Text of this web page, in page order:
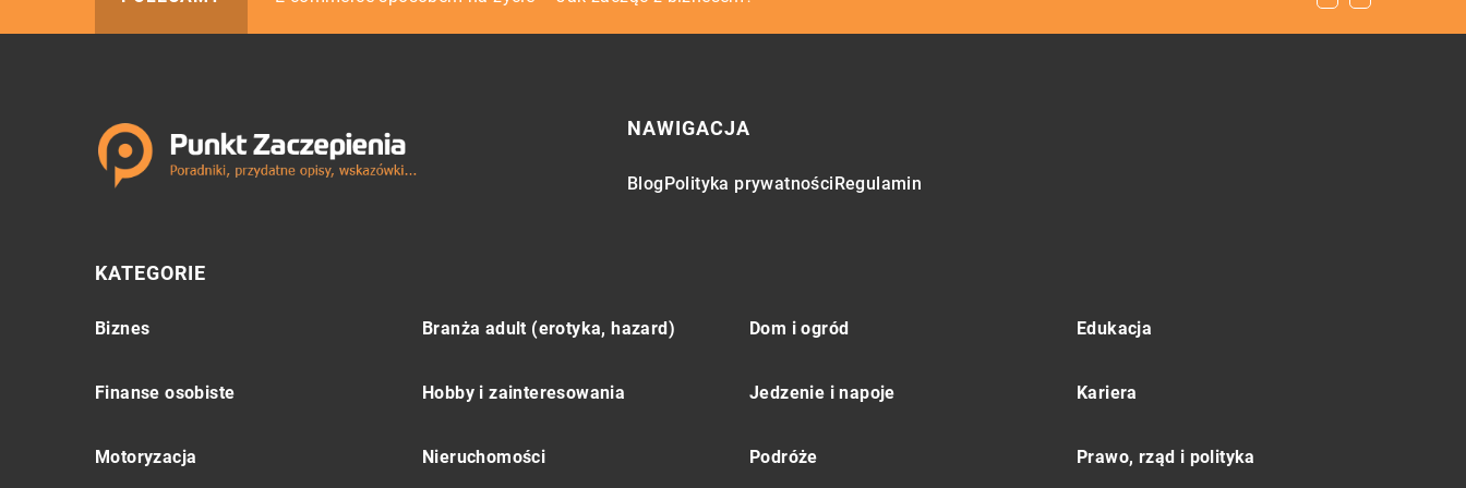
NAWIGACJA
Blog Polityka prywatności Regulamin
KATEGORIE
Biznes Branża adult (erotyka, hazard) Dom i ogród Edukacja
Finanse osobiste Hobby i zainteresowania Jedzenie i napoje Kariera
Motoryzacja Nieruchomości Podróże Prawo, rząd i polityka